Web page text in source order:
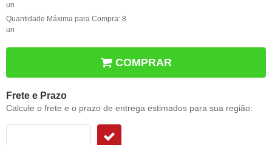
un
Quantidade Máxima para Compra: 8
un
COMPRAR
Frete e Prazo
Calcule o frete e o prazo de entrega estimados para sua região: